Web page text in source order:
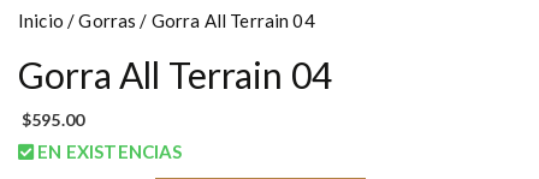
Inicio /Gorras / Gorra All Terrain 04
Gorra All Terrain 04
$595.00
EN EXISTENCIAS